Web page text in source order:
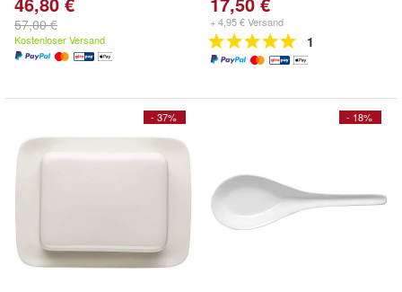
57,00 €
Kostenloser Versand
+ 4,95 € Versand
1
- 37% - 18%